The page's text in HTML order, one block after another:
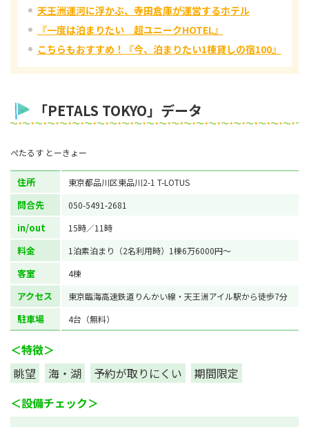
天王洲運河に浮かぶ、寺田倉庫が運営するホテル
『一度は泊まりたい 超ユニークHOTEL』
こちらもおすすめ！『今、泊まりたい1棟貸しの宿100』
「PETALS TOKYO」データ
ぺたるす とーきょー
住所 東京都品川区東品川2-1 T-LOTUS
問合先 050-5491-2681
in/out 15時／11時
料金 1泊素泊まり（2名利用時）1棟6万6000円〜
客室 4棟
アクセス 東京臨海高速鉄道りんかい線・天王洲アイル駅から徒歩7分
駐車場 4台（無料）
＜特徴＞
眺望
海・湖 予約が取りにくい
期間限定
＜設備チェック＞